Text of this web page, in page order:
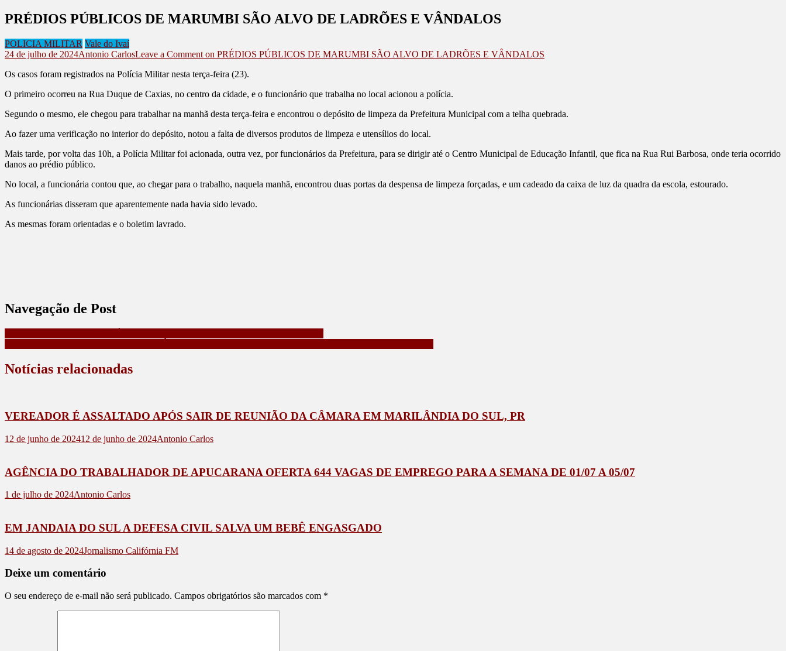
PRÉDIOS PÚBLICOS DE MARUMBI SÃO ALVO DE LADRÕES E VÂNDALOS
POLICIA MILITAR Vale do Ivaí
24 de julho de 2024Antonio CarlosLeave a Comment on PRÉDIOS PÚBLICOS DE MARUMBI SÃO ALVO DE LADRÕES E VÂNDALOS
Os casos foram registrados na Polícia Militar nesta terça-feira (23).
O primeiro ocorreu na Rua Duque de Caxias, no centro da cidade, e o funcionário que trabalha no local acionou a polícia.
Segundo o mesmo, ele chegou para trabalhar na manhã desta terça-feira e encontrou o depósito de limpeza da Prefeitura Municipal com a telha quebrada.
Ao fazer uma verificação no interior do depósito, notou a falta de diversos produtos de limpeza e utensílios do local.
Mais tarde, por volta das 10h, a Polícia Militar foi acionada, outra vez, por funcionários da Prefeitura, para se dirigir até o Centro Municipal de Educação Infantil, que fica na Rua Rui Barbosa, onde teria ocorrido
danos ao prédio público.
No local, a funcionária contou que, ao chegar para o trabalho, naquela manhã, encontrou duas portas da despensa de limpeza forçadas, e um cadeado da caixa de luz da quadra da escola, estourado.
As funcionárias disseram que aparentemente nada havia sido levado.
As mesmas foram orientadas e o boletim lavrado.
Navegação de Post
Notícias relacionadas
VEREADOR É ASSALTADO APÓS SAIR DE REUNIÃO DA CÂMARA EM MARILÂNDIA DO SUL, PR
12 de junho de 202412 de junho de 2024Antonio Carlos
AGÊNCIA DO TRABALHADOR DE APUCARANA OFERTA 644 VAGAS DE EMPREGO PARA A SEMANA DE 01/07 A 05/07
1 de julho de 2024Antonio Carlos
EM JANDAIA DO SUL A DEFESA CIVIL SALVA UM BEBÊ ENGASGADO
14 de agosto de 2024Jornalismo Califórnia FM
Deixe um comentário
O seu endereço de e-mail não será publicado. Campos obrigatórios são marcados com *